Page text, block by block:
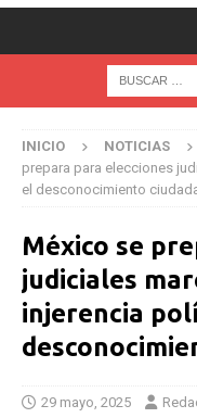
INICIO NOTICIAS
prepara para elecciones
el desconocimiento
México se
judiciales
injerencia
29 mayo, 2025